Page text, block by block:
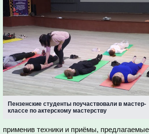
Пензенские студенты поучаствовали в мастер-
классе по актерскому мастерству
применив техники и приёмы,